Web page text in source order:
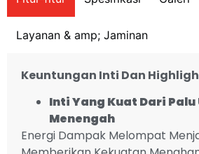
Layanan & amp; Jaminan
Keuntungan Inti Dan
Inti Yang Kuat Dari
Menengah
Energi Dampak Melompat